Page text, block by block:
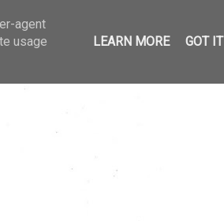
agent
usage
LEARN MORE GOT IT